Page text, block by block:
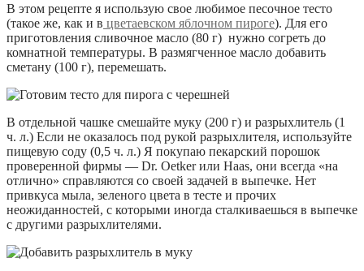
В этом рецепте я использую свое любимое песочное тесто
(такое же, как и в цветаевском яблочном пироге). Для его
приготовления сливочное масло (80 г) нужно согреть до
комнатной температуры. В размягченное масло добавить
сметану (100 г), перемешать.
В отдельной чашке смешайте муку (200 г) и разрыхлитель (1
ч. л.) Если не оказалось под рукой разрыхлителя, используйте
пищевую соду (0,5 ч. л.) Я покупаю пекарский порошок
проверенной фирмы — Dr. Oetker или Haas, они всегда «на
отлично» справляются со своей задачей в выпечке. Нет
привкуса мыла, зеленого цвета в тесте и прочих
неожиданностей, с которыми иногда сталкиваешься в выпечке
с другими разрыхлителями.